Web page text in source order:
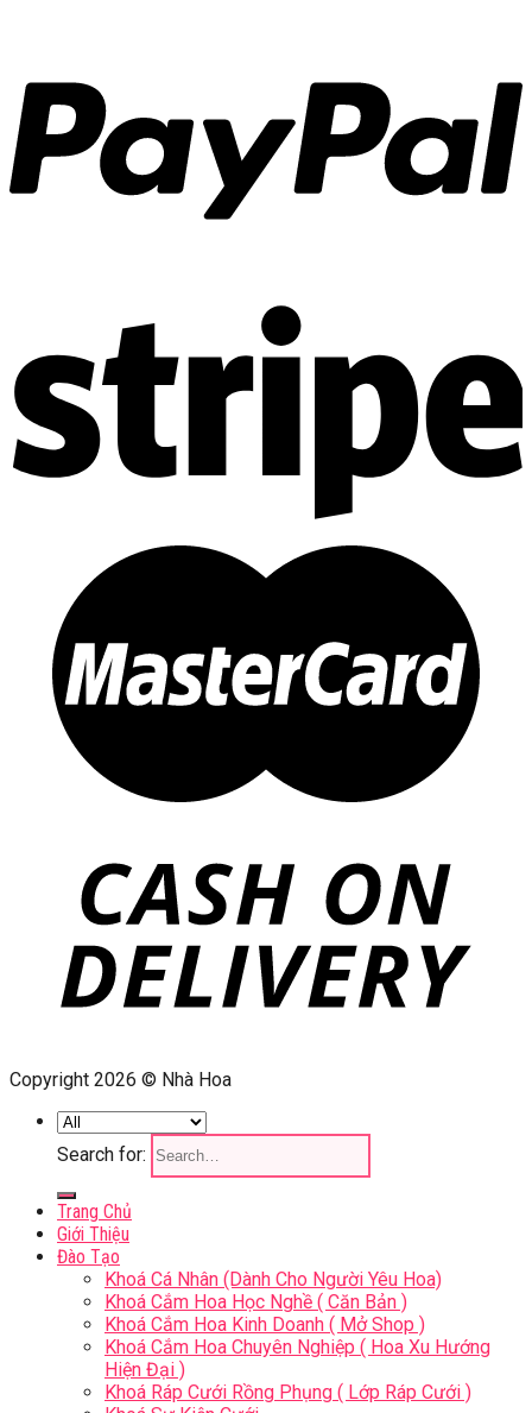
Copyright 2026 © Nhà Hoa
Search for:
Trang Chủ
Giới Thiệu
Đào Tạo
Khoá Cá Nhân (Dành Cho Người Yêu Hoa)
Khoá Cắm Hoa Học Nghề ( Căn Bản )
Khoá Cắm Hoa Kinh Doanh ( Mở Shop )
Khoá Cắm Hoa Chuyên Nghiệp ( Hoa Xu Hướng
Hiện Đại )
Khoá Ráp Cưới Rồng Phụng ( Lớp Ráp Cưới )